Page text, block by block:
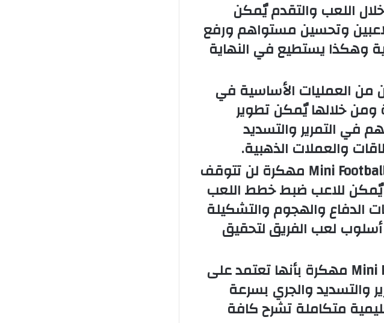
اللعب والتقدم يٌمكن
وتحسين مستواهم ورفع
وهكذا يستطيع في النهاية
من العمليات الأساسية في
خلالها يٌمكن تطوير
في التمرير والتسديد
والعملات الذهبية.
بعد تحميل لعبة Mini Football Apk مهكرة لن تتوقف
يٌمكن للاعب ضبط خطط اللعب
الدفاع والهجوم والتشكيلة
لعب الفريق لتحقيق
تتميز لعبة Mini Football مهكرة بأنها تعتمد على
والتسديد والجري بسرعة
متكاملة تشرح كافة